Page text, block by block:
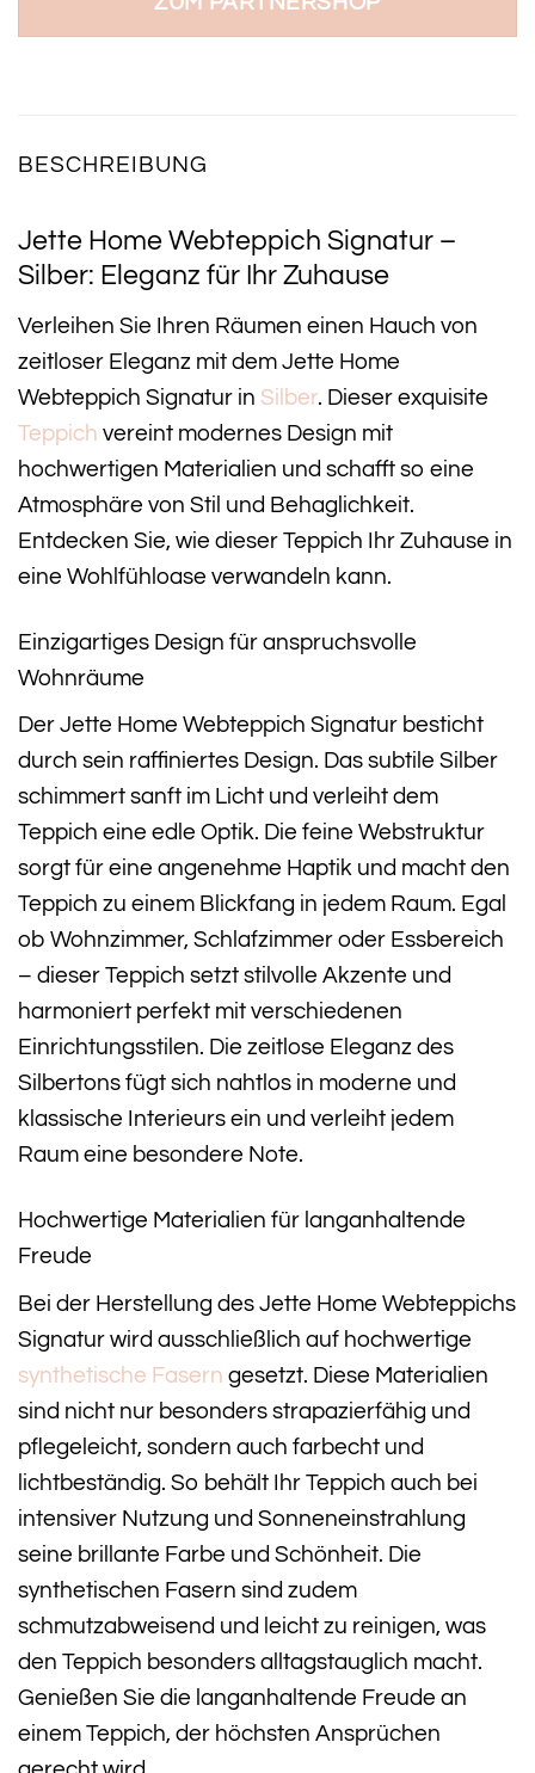
BESCHREIBUNG
Jette Home Webteppich Signatur –
Silber: Eleganz für Ihr Zuhause
Verleihen Sie Ihren Räumen einen Hauch von
zeitloser Eleganz mit dem Jette Home
Webteppich Signatur in Silber. Dieser exquisite
Teppich vereint modernes Design mit
hochwertigen Materialien und schafft so eine
Atmosphäre von Stil und Behaglichkeit.
Entdecken Sie, wie dieser Teppich Ihr Zuhause in
eine Wohlfühloase verwandeln kann.
Einzigartiges Design für anspruchsvolle
Wohnräume
Der Jette Home Webteppich Signatur besticht
durch sein raffiniertes Design. Das subtile Silber
schimmert sanft im Licht und verleiht dem
Teppich eine edle Optik. Die feine Webstruktur
sorgt für eine angenehme Haptik und macht den
Teppich zu einem Blickfang in jedem Raum. Egal
ob Wohnzimmer, Schlafzimmer oder Essbereich
– dieser Teppich setzt stilvolle Akzente und
harmoniert perfekt mit verschiedenen
Einrichtungsstilen. Die zeitlose Eleganz des
Silbertons fügt sich nahtlos in moderne und
klassische Interieurs ein und verleiht jedem
Raum eine besondere Note.
Hochwertige Materialien für langanhaltende
Freude
Bei der Herstellung des Jette Home Webteppichs
Signatur wird ausschließlich auf hochwertige
synthetische Fasern gesetzt. Diese Materialien
sind nicht nur besonders strapazierfähig und
pflegeleicht, sondern auch farbecht und
lichtbeständig. So behält Ihr Teppich auch bei
intensiver Nutzung und Sonneneinstrahlung
seine brillante Farbe und Schönheit. Die
synthetischen Fasern sind zudem
schmutzabweisend und leicht zu reinigen, was
den Teppich besonders alltagstauglich macht.
Genießen Sie die langanhaltende Freude an
einem Teppich, der höchsten Ansprüchen